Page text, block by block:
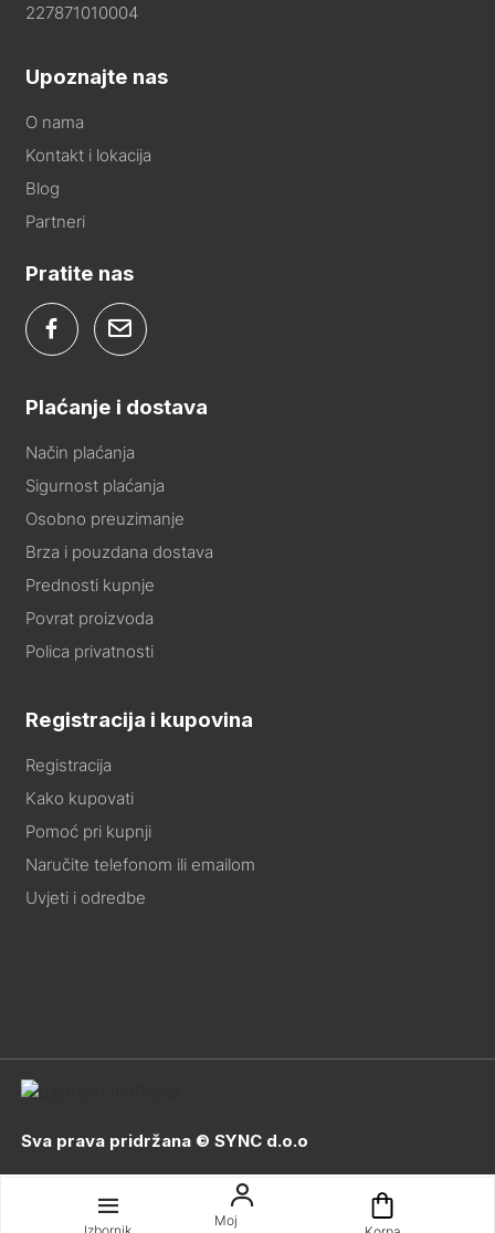
Izbornik
Moj
227871010004
Upoznajte nas
O nama
Kontakt i lokacija
Blog
Partneri
Pratite nas
Plaćanje i dostava
Način plaćanja
Sigurnost plaćanja
Osobno preuzimanje
Brza i pouzdana dostava
Prednosti kupnje
Povrat proizvoda
Polica privatnosti
Registracija i kupovina
Registracija
Kako kupovati
Pomoć pri kupnji
Naručite telefonom ili emailom
Uvjeti i odredbe
Sva prava pridržana © SYNC d.o.o